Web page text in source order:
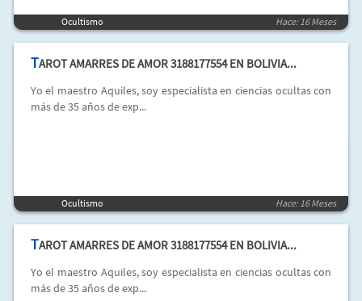
Ocultismo Hace: 16 Meses
TAROT AMARRES DE AMOR 3188177554 EN BOLIVIA...
Yo el maestro Aquiles, soy especialista en ciencias ocultas con
más de 35 años de exp...
Ocultismo Hace: 16 Meses
TAROT AMARRES DE AMOR 3188177554 EN BOLIVIA...
Yo el maestro Aquiles, soy especialista en ciencias ocultas con
más de 35 años de exp...